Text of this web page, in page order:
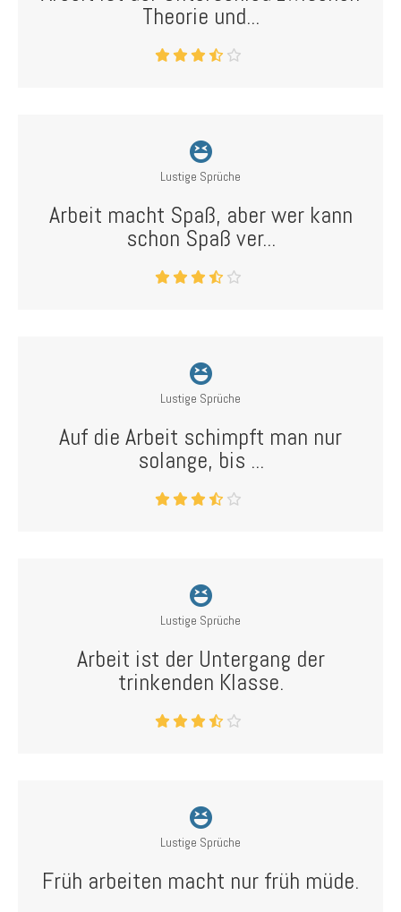
Theorie und...
Lustige Sprüche
Arbeit macht Spaß, aber wer kann
schon Spaß ver...
Lustige Sprüche
Auf die Arbeit schimpft man nur
solange, bis ...
Lustige Sprüche
Arbeit ist der Untergang der
trinkenden Klasse.
Lustige Sprüche
Früh arbeiten macht nur früh müde.